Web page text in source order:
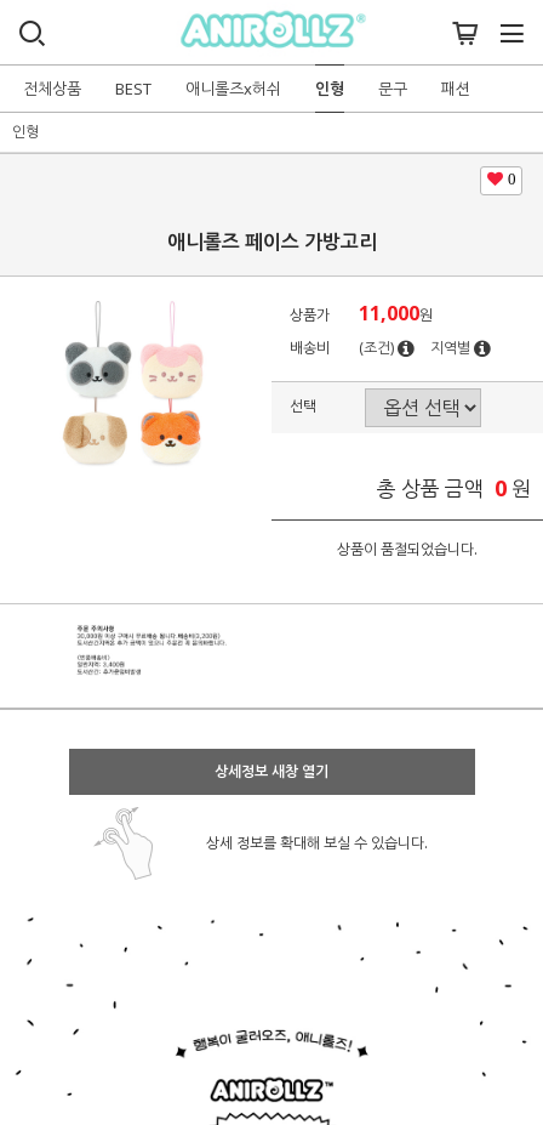
전체상품 BEST 애니롤즈x허쉬 인형 문구 패션
인형
0
애니롤즈 페이스 가방고리
상품가 11,000원
배송비
(조건) 지역별
선택
총 상품 금액 0 원
상품이 품절되었습니다.
상세정보 새창 열기
상세 정보를 확대해 보실 수 있습니다.